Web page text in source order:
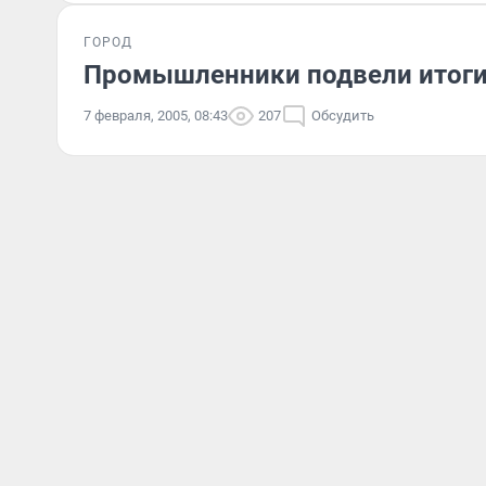
ГОРОД
Промышленники подвели
7 февраля, 2005, 08:43 207 Обсудить